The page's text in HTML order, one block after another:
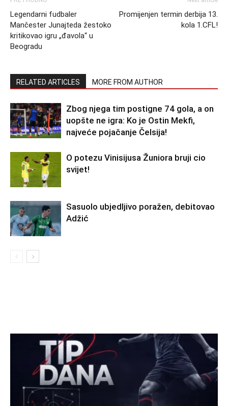
Legendarni fudbaler
Mančester Junajteda žestoko
kritikovao igru „đavola“ u
Beogradu
Promijenjen termin derbija 13.
kola 1.CFL!
RELATED ARTICLES MORE FROM AUTHOR
Zbog njega tim postigne 74 gola, a on
uopšte ne igra: Ko je Ostin Mekfi,
najveće pojačanje Čelsija!
O potezu Vinisijusa Žuniora bruji cio
svijet!
Sasuolo ubjedljivo poražen, debitovao
Adžić